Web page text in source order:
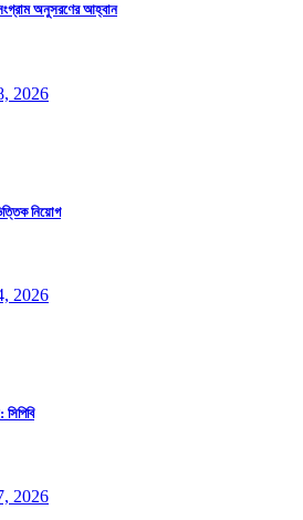
অনুসরণের আহ্বান
2026
নিয়োগ
2026
2026